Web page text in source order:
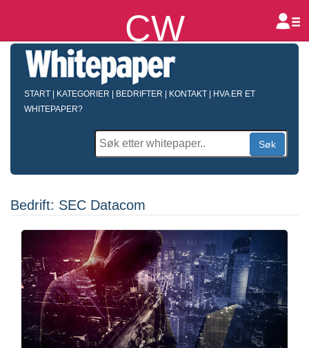
CW
START KATEGORIER BEDRIFTER KONTAKT
HVA ER ET
WHITEPAPER?
Søk
Bedrift: SEC Datacom